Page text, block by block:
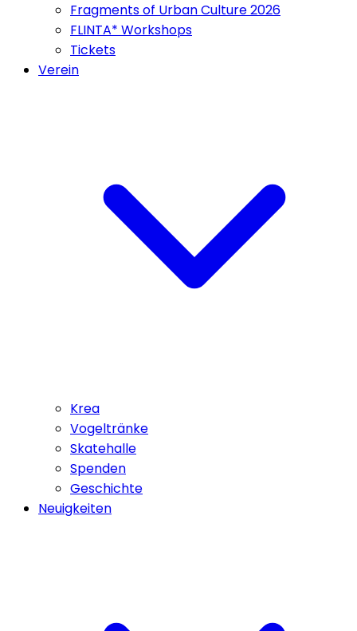
Fragments of Urban Culture 2026
FLINTA* Workshops
Tickets
Verein
Krea
Vogeltränke
Skatehalle
Spenden
Geschichte
Neuigkeiten